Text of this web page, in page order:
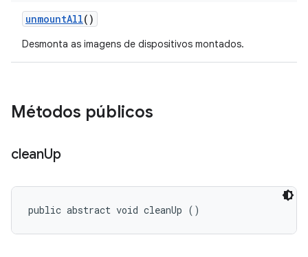
unmountAll()
Desmonta as imagens de dispositivos montados.
Métodos públicos
cleanUp
public abstract void cleanUp ()